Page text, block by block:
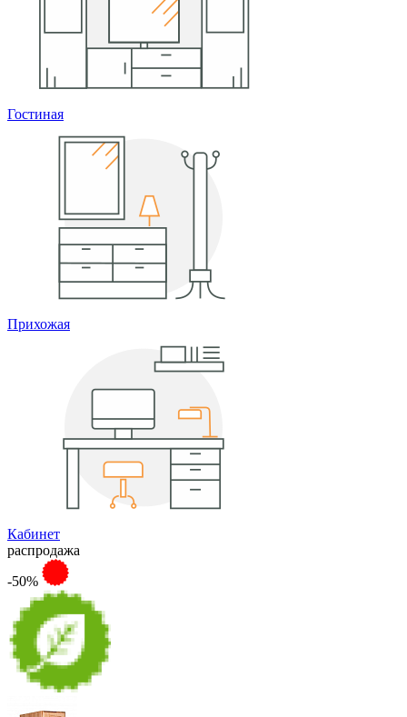
Гостиная
Прихожая
Кабинет
распродажа
-50%